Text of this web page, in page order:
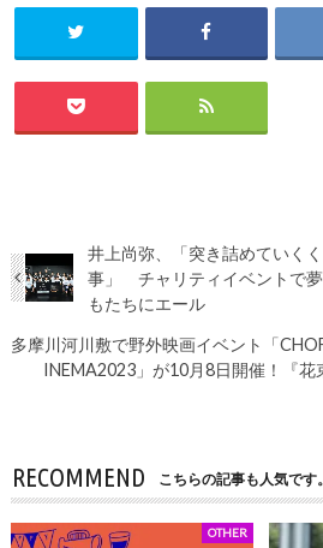
井上尚弥、「突き詰めていく
事」 チャリティイベントで
もたちにエール
多摩川河川敷で野外映画イベント「
INEMA2023」が10月8日開催！『花
RECOMMEND こちらの記事も人気です。
OTHER